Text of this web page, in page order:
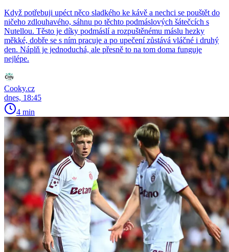
Když potřebuji upéct něco sladkého ke kávě a nechci se pouštět do
ničeho zdlouhavého, sáhnu po těchto podmáslových šátečcích s
Nutellou. Těsto je díky podmáslí a rozpuštěnému máslu hezky
měkké, dobře se s ním pracuje a po upečení zůstává vláčné i druhý
den. Náplň je jednoduchá, ale přesně to na tom doma funguje
nejlépe.
Cooky.cz
dnes, 18:45
4 min